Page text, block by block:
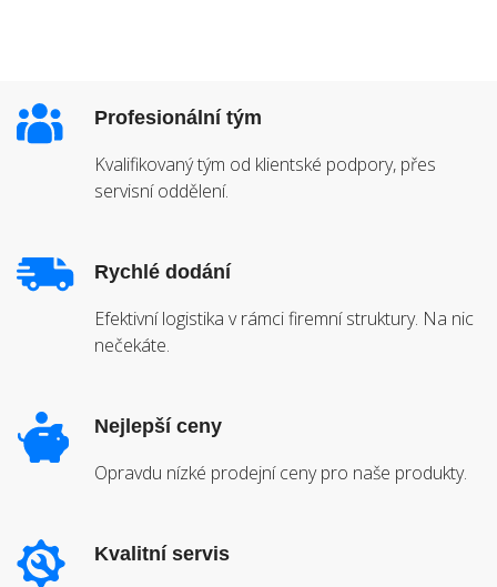
Profesionální tým
Kvalifikovaný tým od klientské podpory, přes
servisní oddělení.
Rychlé dodání
Efektivní logistika v rámci firemní struktury. Na nic
nečekáte.
Nejlepší ceny
Opravdu nízké prodejní ceny pro naše produkty.
Kvalitní servis